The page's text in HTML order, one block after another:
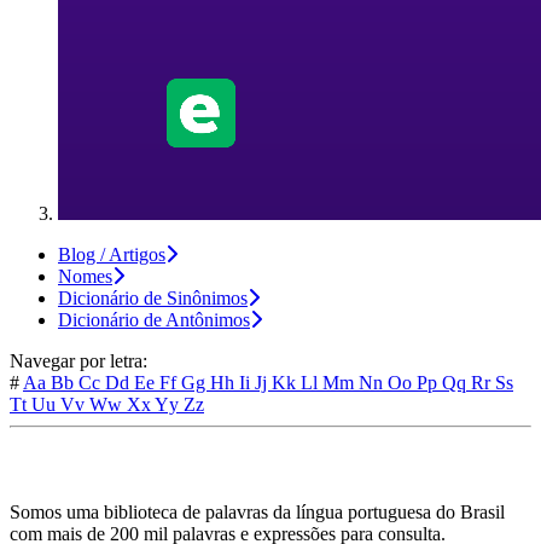
Blog / Artigos
Nomes
Dicionário de Sinônimos
Dicionário de Antônimos
Navegar por letra:
# Aa Bb Cc Dd Ee FfGg Hh Ii Jj Kk Ll Mm Nn Oo Pp Qq Rr Ss
Tt Uu Vv Ww XxYy Zz
Somos uma biblioteca de palavras da língua portuguesa do Brasil
com mais de 200 mil palavras e expressões para consulta.